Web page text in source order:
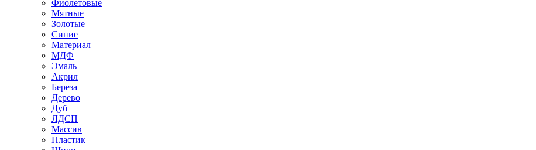
Фиолетовые
Мятные
Золотые
Синие
Материал
МДФ
Эмаль
Акрил
Береза
Дерево
Дуб
ЛДСП
Массив
Пластик